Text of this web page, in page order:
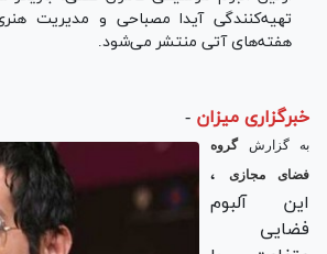
تهیه‌کنندگی آیدا مصباحی و مدیریت
هفته‌های آتی منتشر می‌شود.
خبرگزاری میزان -
به گزارشگروه
فضای مجازی
،
این آلبوم
فضایی